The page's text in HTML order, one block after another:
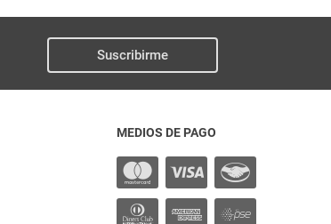
Suscribirme
MEDIOS DE PAGO